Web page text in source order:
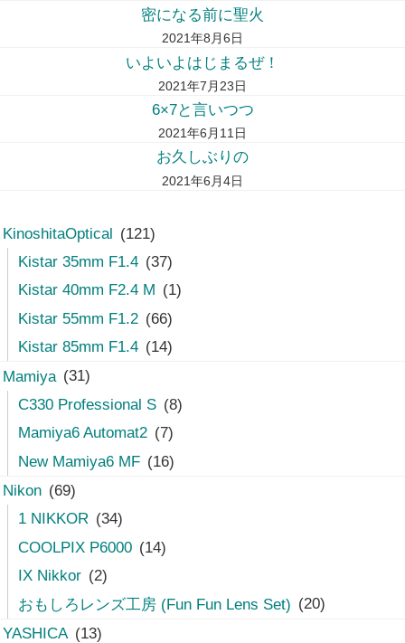
密になる前に聖火
2021年8月6日
いよいよはじまるぜ！
2021年7月23日
6×7と言いつつ
2021年6月11日
お久しぶりの
2021年6月4日
KinoshitaOptical (121)
Kistar 35mm F1.4 (37)
Kistar 40mm F2.4 M (1)
Kistar 55mm F1.2 (66)
Kistar 85mm F1.4 (14)
Mamiya (31)
C330 Professional S (8)
Mamiya6 Automat2 (7)
New Mamiya6 MF (16)
Nikon (69)
1 NIKKOR (34)
COOLPIX P6000 (14)
IX Nikkor (2)
おもしろレンズ工房 (Fun Fun Lens Set) (20)
YASHICA (13)